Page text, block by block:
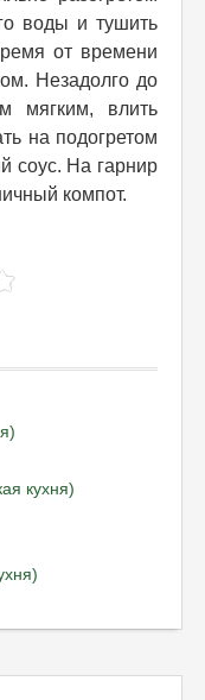
воды и тушить
от времени
Незадолго до
мягким, влить
на подогретом
соус. На гарнир
компот.
кухня)